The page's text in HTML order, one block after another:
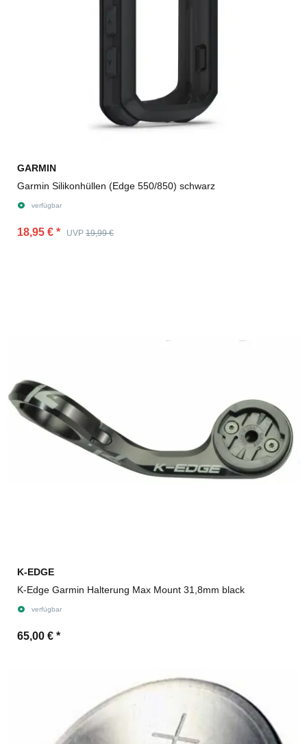
GARMIN
Garmin Silikonhüllen (Edge 550/850) schwarz
verfügbar
18,95 € * UVP 19,99 €
K-EDGE
K-Edge Garmin Halterung Max Mount 31,8mm black
verfügbar
65,00 € *